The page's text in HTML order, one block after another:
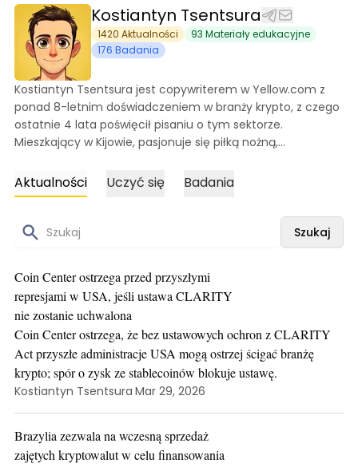
Kostiantyn Tsentsura
1420 Aktualności 93 Materiały edukacyjne
176 Badania
Kostiantyn Tsentsura jest copywriterem w Yellow.com z
ponad 8-letnim doświadczeniem w branży krypto, z czego
ostatnie 4 lata poświęcił pisaniu o tym sektorze.
Mieszkający w Kijowie, pasjonuje się piłką nożną,
rynkowych ani nie zgłębia wiadomości ze świata
kryptowalut, można go znaleźć na wodzie — bo nawet w
krypto czasem najlepiej po prostu płynąć z prądem.
Aktualności Uczyć się Badania
Szukaj
Coin Center ostrzega przed przyszłymi
represjami w USA, jeśli ustawa CLARITY
nie zostanie uchwalona
Coin Center ostrzega, że bez ustawowych ochron z CLARITY
Act przyszłe administracje USA mogą ostrzej ścigać branżę
krypto; spór o zysk ze stablecoinów blokuje ustawę.
Kostiantyn Tsentsura Mar 29, 2026
Brazylia zezwala na wczesną sprzedaż
zajętych kryptowalut w celu finansowania